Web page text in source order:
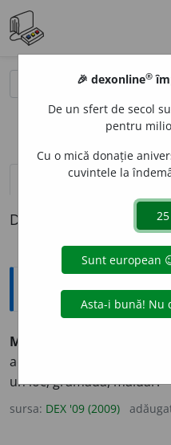
definiții (1) pronunție
Definiția cu ID-ul
Explicative DEX
MORM
același fel; cantitate
un loc; grămadă, maldăr.
sursa: DEX '09 (2009)
🎉 dexonline®
De un sfert de secol
pentru
Cu o mică donație
cuvintele la